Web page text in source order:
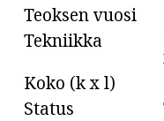
Teoksen vuosi
Tekniikka
Koko (k x l)
Status